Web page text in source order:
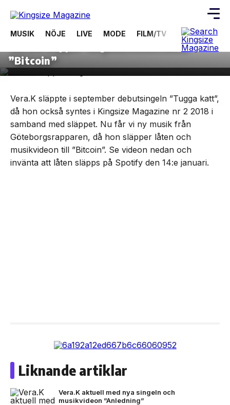
Skip
the
MUSIK NÖJE LIVE MODE FILM/TV VIDEOS
MUSIK 2 januari, 2019
Vera.K släpper singeln/musikvideon
”Bitcoin”
Vera.K släppte i september debutsingeln ”Tugga katt”,
då hon också syntes i Kingsize Magazine nr 2 2018 i
samband med släppet. Nu får vi ny musik från
Göteborgsrapparen, då hon släpper låten och
musikvideon till ”Bitcoin”. Se videon nedan och
invänta att låten släpps på Spotify den 14:e januari.
Liknande artiklar
Vera.K aktuell med nya singeln och
musikvideon ”Anledning”